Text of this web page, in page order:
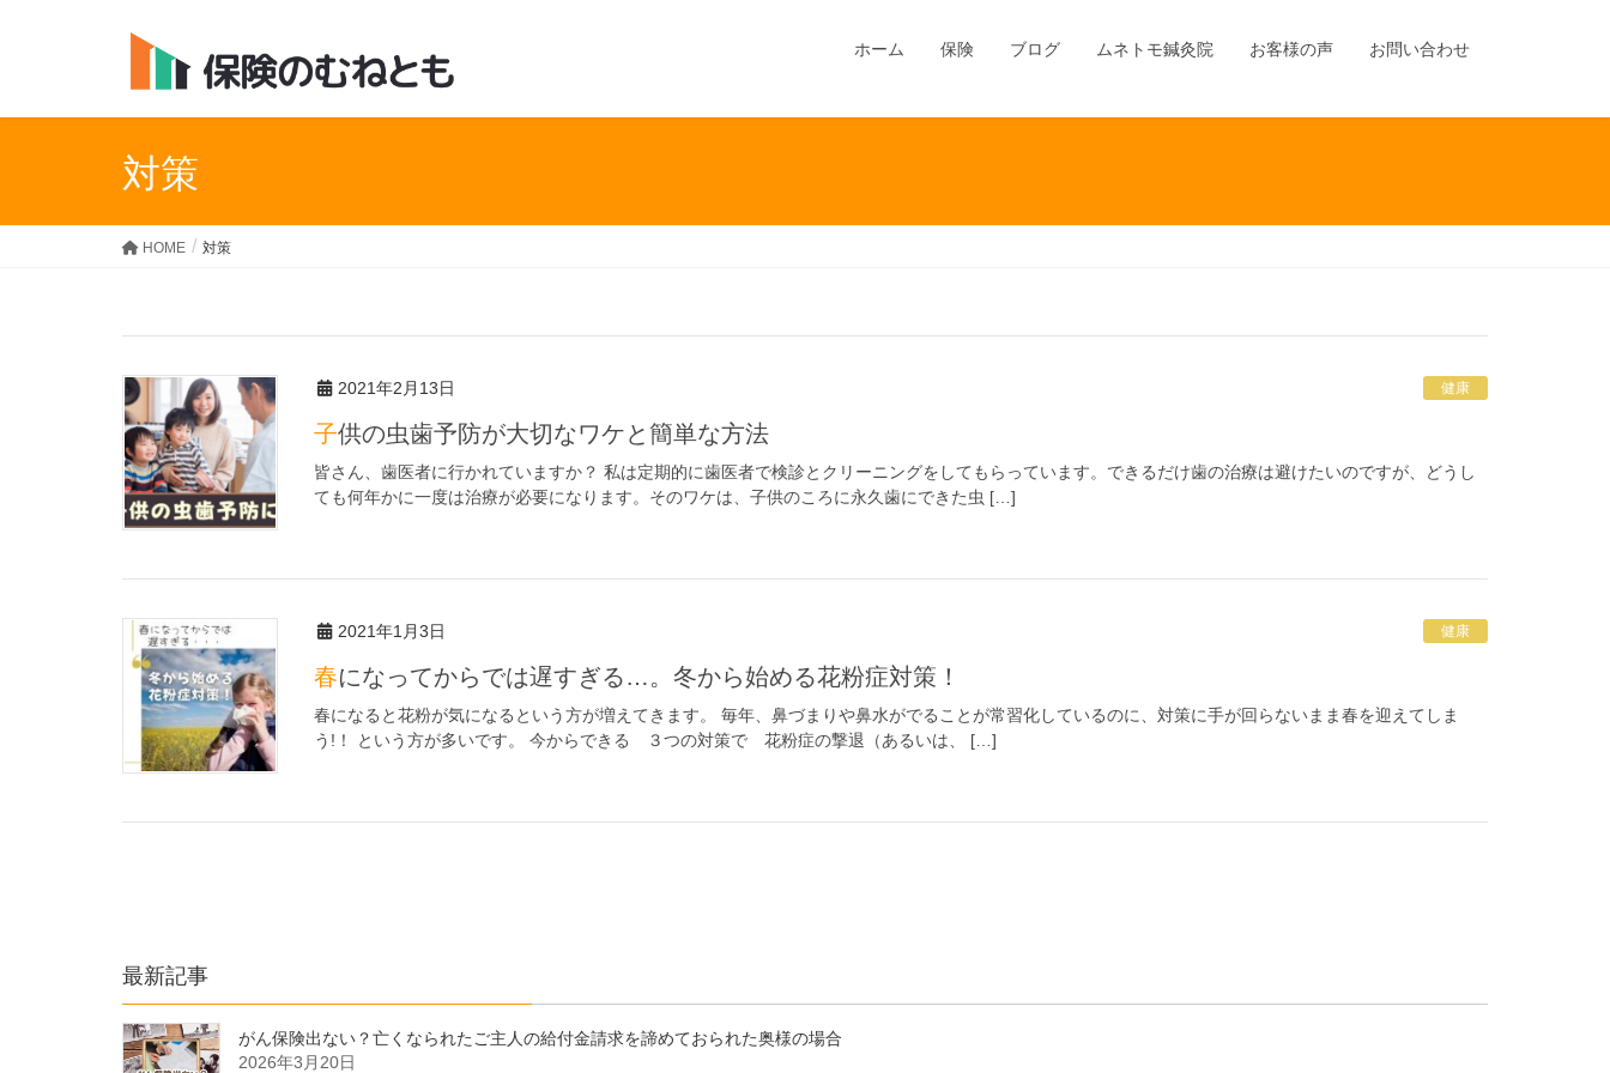
ホーム 保険 ブログ ムネトモ鍼灸院 お客様の声 お問い合わせ
対策
HOME 対策
2021年2月13日 健康
子供の虫歯予防が大切なワケと簡単な方法
皆さん、歯医者に行かれていますか？ 私は定期的に歯医者で検診とクリーニングをしてもらっています。できるだけ歯の治療は避けたいのですが、どうし
ても何年かに一度は治療が必要になります。そのワケは、子供のころに永久歯にできた虫 […]
2021年1月3日 健康
春になってからでは遅すぎる…。冬から始める花粉症対策！
春になると花粉が気になるという方が増えてきます。 毎年、鼻づまりや鼻水がでることが常習化しているのに、対策に手が回らないまま春を迎えてしま
う!！ という方が多いです。 今からできる ３つの対策で 花粉症の撃退（あるいは、 […]
最新記事
がん保険出ない？亡くなられたご主人の給付金請求を諦めておられた奥様の場合
2026年3月20日